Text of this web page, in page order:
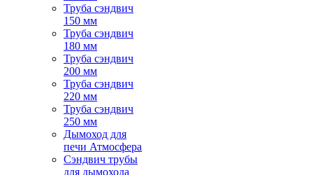
Труба сэндвич
150 мм
Труба сэндвич
180 мм
Труба сэндвич
200 мм
Труба сэндвич
220 мм
Труба сэндвич
250 мм
Дымоход для
печи Атмосфера
Сэндвич трубы
для дымохода